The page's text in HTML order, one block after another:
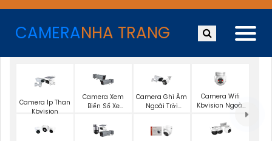
CAMERANHA TRANG
Camera Ip Than
Kbvision
Camera Xem
Biển Số Xe
Camera Ghi Âm
Ngoài Trời
Camera Wifi
Kbvision Ngoài